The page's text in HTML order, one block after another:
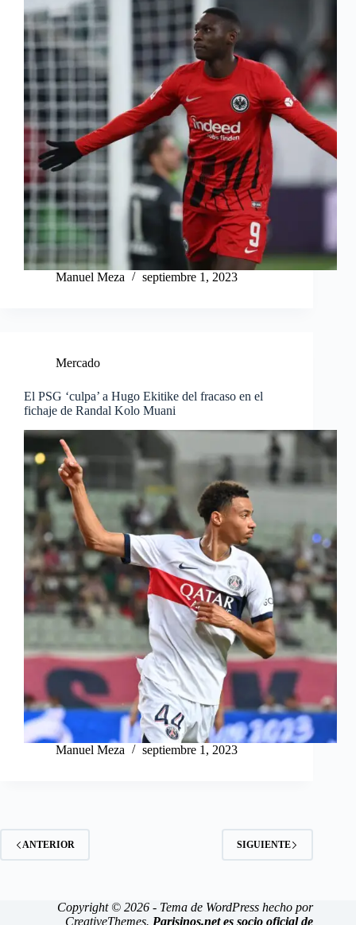
Manuel Meza septiembre 1, 2023
Mercado
El PSG ‘culpa’ a Hugo Ekitike del fracaso en el
fichaje de Randal Kolo Muani
Manuel Meza septiembre 1, 2023
ANTERIOR SIGUIENTE
Copyright © 2026 - Tema de WordPress hecho por
CreativeThemes. Parisinos.net es socio oficial de